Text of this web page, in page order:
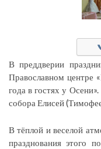
В преддверии
Православном центре
года в гостях у
собора Елисей
В тёплой и веселой
празднования этого